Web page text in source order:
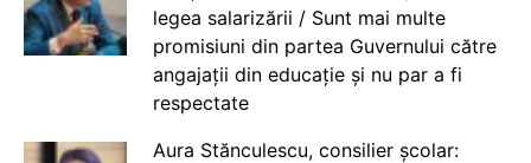
legea salarizării / Sunt mai multe
promisiuni din partea Guvernului către
angajații din educație și nu par a fi
respectate
Aura Stănculescu, consilier școlar: